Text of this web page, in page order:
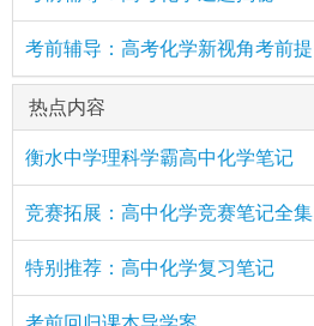
考前辅导：高考化学新视角考前提
热点内容
衡水中学理科学霸高中化学笔记
竞赛拓展：高中化学竞赛笔记全集
特别推荐：高中化学复习笔记